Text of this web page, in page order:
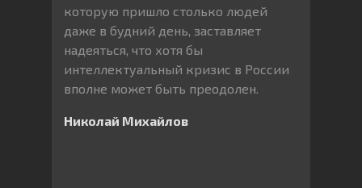
которую пришло столько людей
даже в будний день, заставляет
надеяться, что хотя бы
интеллектуальный кризис в России
вполне может быть преодолен.
Николай Михайлов